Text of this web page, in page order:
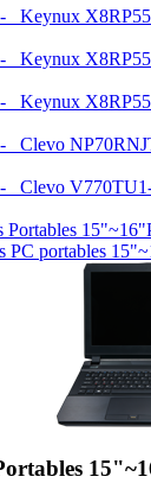
Keynux
Keynux
Keynux
Clevo
Clevo
PC portables